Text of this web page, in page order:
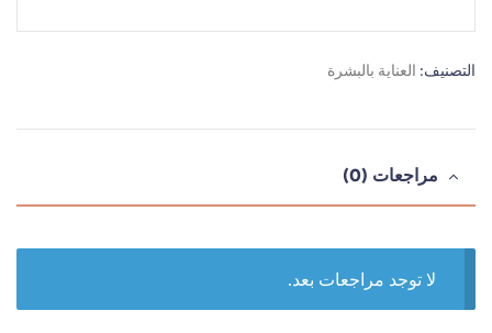
التصنيف: العناية بالبشرة
مراجعات (0)
لا توجد مراجعات بعد.